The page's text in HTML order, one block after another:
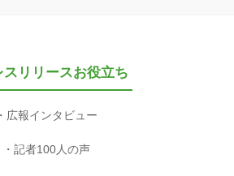
スリリースお役立ち
広報インタビュー
記者100人の声